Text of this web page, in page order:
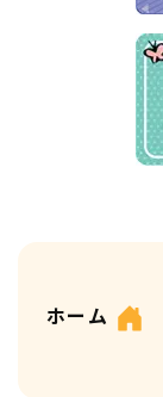
ホーム